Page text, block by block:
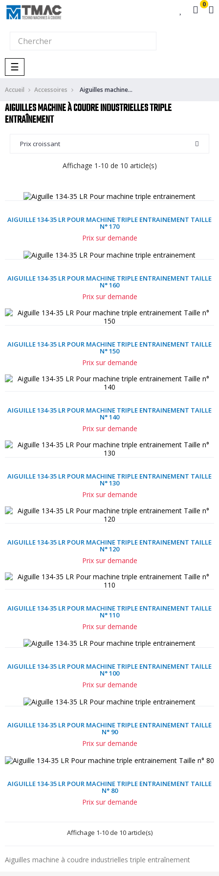
0
Basculer
la
navigation
☰
Accueil Accessoires Aiguilles machine à coudre industrielles triple entraînement
AIGUILLES MACHINE À COUDRE INDUSTRIELLES TRIPLE
ENTRAÎNEMENT
Prix croissant
Affichage 1-10 de 10 article(s)
AIGUILLE 134-35 LR POUR MACHINE TRIPLE ENTRAINEMENT TAILLE
N° 170
Prix sur demande
AIGUILLE 134-35 LR POUR MACHINE TRIPLE ENTRAINEMENT TAILLE
N° 160
Prix sur demande
AIGUILLE 134-35 LR POUR MACHINE TRIPLE ENTRAINEMENT TAILLE
N° 150
Prix sur demande
AIGUILLE 134-35 LR POUR MACHINE TRIPLE ENTRAINEMENT TAILLE
N° 140
Prix sur demande
AIGUILLE 134-35 LR POUR MACHINE TRIPLE ENTRAINEMENT TAILLE
N° 130
Prix sur demande
AIGUILLE 134-35 LR POUR MACHINE TRIPLE ENTRAINEMENT TAILLE
N° 120
Prix sur demande
AIGUILLE 134-35 LR POUR MACHINE TRIPLE ENTRAINEMENT TAILLE
N° 110
Prix sur demande
AIGUILLE 134-35 LR POUR MACHINE TRIPLE ENTRAINEMENT TAILLE
N° 100
Prix sur demande
AIGUILLE 134-35 LR POUR MACHINE TRIPLE ENTRAINEMENT TAILLE
N° 90
Prix sur demande
AIGUILLE 134-35 LR POUR MACHINE TRIPLE ENTRAINEMENT TAILLE
N° 80
Prix sur demande
Affichage 1-10 de 10 article(s)
Aiguilles machine à coudre industrielles triple entraînement